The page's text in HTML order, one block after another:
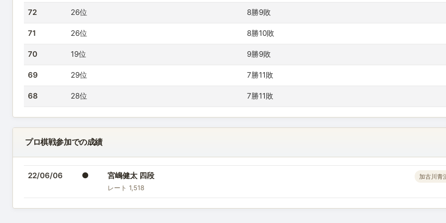
72 26位 8勝9敗
71 26位 8勝10敗
70 19位 9勝9敗
69 29位 7勝11敗
68 28位 7勝11敗
プロ棋戦参加での成績
22/06/06 ● 宮嶋健太 四段
レート 1,518
加古川青